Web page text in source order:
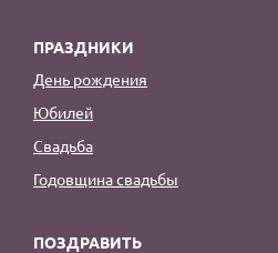
ПРАЗДНИКИ
День рождения
Юбилей
Свадьба
Годовщина свадьбы
ПОЗДРАВИТЬ